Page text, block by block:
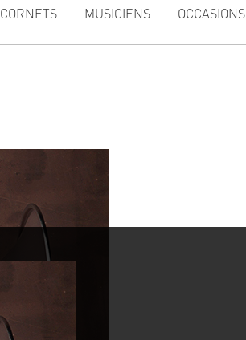
CORNETS MUSICIENS OCCASIONS